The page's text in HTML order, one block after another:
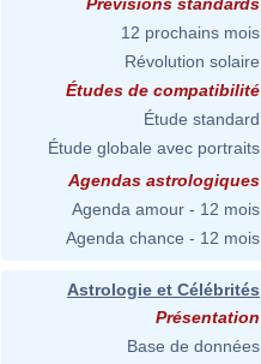
12 prochains mois
Révolution solaire
Études de compatibilité
Étude standard
Étude globale avec portraits
Agendas astrologiques
Agenda amour - 12 mois
Agenda chance - 12 mois
Astrologie et Célébrités
Présentation
Base de données